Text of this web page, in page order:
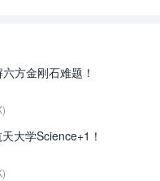
方金刚石难题！
大学Science+1！